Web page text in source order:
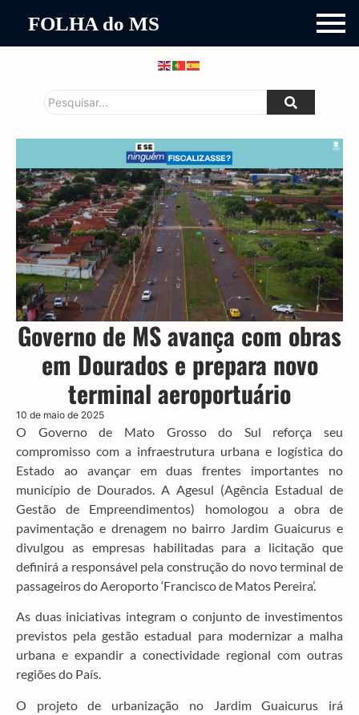
FOLHA do MS
Governo de MS avança com obras
em Dourados e prepara novo
terminal aeroportuário
10 de maio de 2025
O Governo de Mato Grosso do Sul reforça seu
compromisso com a infraestrutura urbana e logística do
Estado ao avançar em duas frentes importantes no
município de Dourados. A Agesul (Agência Estadual de
Gestão de Empreendimentos) homologou a obra de
pavimentação e drenagem no bairro Jardim Guaicurus e
divulgou as empresas habilitadas para a licitação que
definirá a responsável pela construção do novo terminal de
passageiros do Aeroporto ‘Francisco de Matos Pereira’.
As duas iniciativas integram o conjunto de investimentos
previstos pela gestão estadual para modernizar a malha
urbana e expandir a conectividade regional com outras
regiões do País.
O projeto de urbanização no Jardim Guaicurus irá